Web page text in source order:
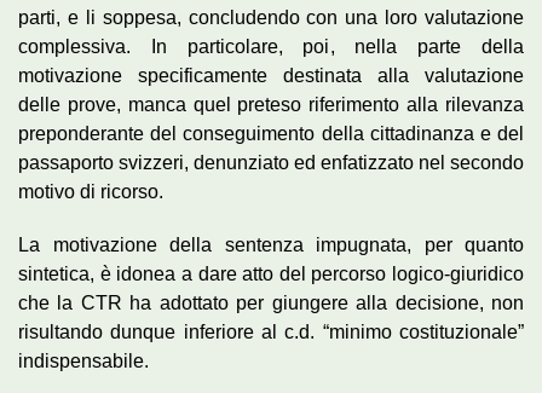
parti, e li soppesa, concludendo con una loro valutazione
complessiva. In particolare, poi, nella parte della
motivazione specificamente destinata alla valutazione
delle prove, manca quel preteso riferimento alla rilevanza
preponderante del conseguimento della cittadinanza e del
passaporto svizzeri, denunziato ed enfatizzato nel secondo
motivo di ricorso.
La motivazione della sentenza impugnata, per quanto
sintetica, è idonea a dare atto del percorso logico-giuridico
che la CTR ha adottato per giungere alla decisione, non
risultando dunque inferiore al c.d. “minimo costituzionale”
indispensabile.